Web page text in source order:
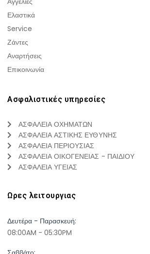
Ελαστικά
Service
Ζάντες
Αναρτήσεις
Επικοινωνία
Ασφαλιστικές υπηρεσίες
ΑΣΦΑΛΕΙΑ ΟΧΗΜΑΤΩΝ
ΑΣΦΑΛΕΙΑ ΑΣΤΙΚΗΣ ΕΥΘΥΝΗΣ
ΑΣΦΑΛΕΙΑ ΠΕΡΙΟΥΣΙΑΣ
ΑΣΦΑΛΕΙΑ ΟΙΚΟΓΕΝΕΙΑΣ - ΠΑΙΔΙΟΥ
ΑΣΦΑΛΕΙΑ ΥΓΕΙΑΣ
Ωρες λειτουργιας
Δευτέρα - Παρασκευή:
08:00AM - 05:30PM